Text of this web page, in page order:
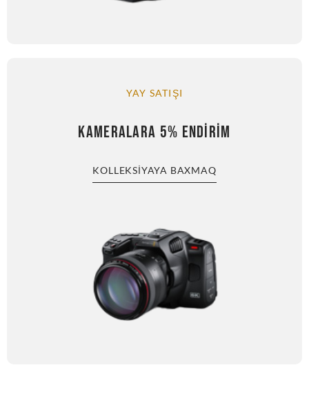
YAY SATIŞI
KAMERALARA 5% ENDIRIM
KOLLEKSIYAYA BAXMAQ